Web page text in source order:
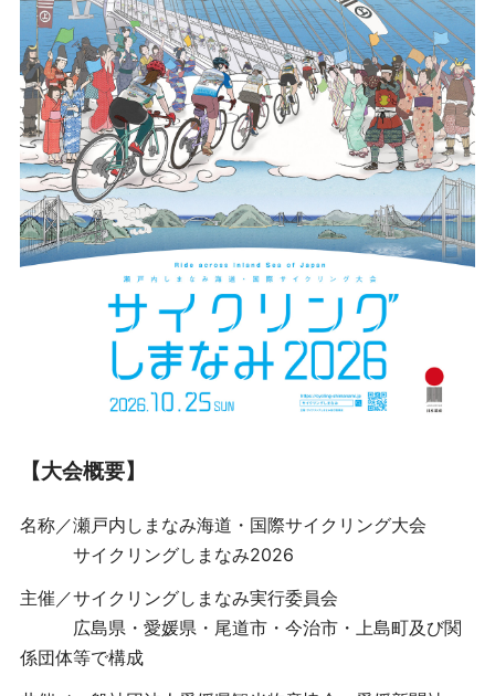
【大会概要】
名称／瀬戸内しまなみ海道・国際サイクリング大会
サイクリングしまなみ2026
主催／サイクリングしまなみ実行委員会
広島県・愛媛県・尾道市・今治市・上島町及び関
係団体等で構成